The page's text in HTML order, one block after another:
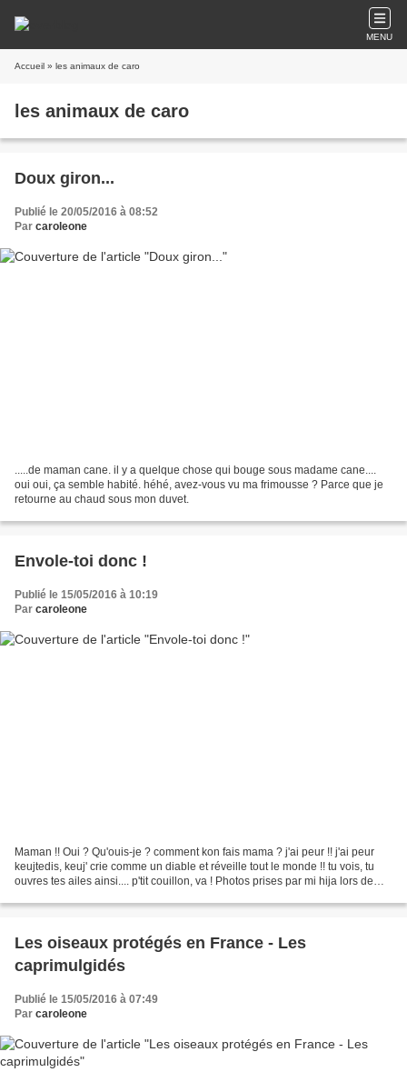
MENU
Accueil » les animaux de caro
les animaux de caro
Doux giron...
Publié le 20/05/2016 à 08:52
Par caroleone
.....de maman cane. il y a quelque chose qui bouge sous madame cane....
oui oui, ça semble habité. héhé, avez-vous vu ma frimousse ? Parce que je
retourne au chaud sous mon duvet.
Envole-toi donc !
Publié le 15/05/2016 à 10:19
Par caroleone
Maman !! Oui ? Qu'ouis-je ? comment kon fais mama ? j'ai peur !! j'ai peur
keujtedis, keuj' crie comme un diable et réveille tout le monde !! tu vois, tu
ouvres tes ailes ainsi.... p'tit couillon, va ! Photos prises par mi hija lors de
Les oiseaux protégés en France - Les
caprimulgidés
Publié le 15/05/2016 à 07:49
Par caroleone